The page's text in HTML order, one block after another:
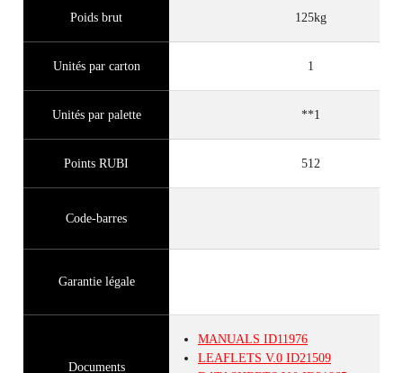
Poids brut 125kg
Unités par carton 1
Unités par palette **1
Points RUBI 512
Code-barres
Garantie légale
Documents
MANUALS ID11976
LEAFLETS V.0 ID21509